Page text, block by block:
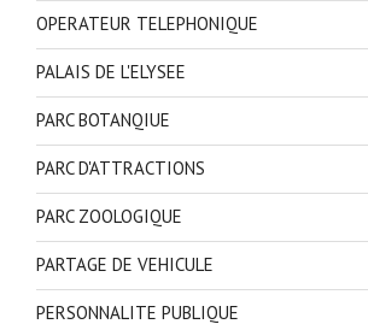
OPERATEUR TELEPHONIQUE
PALAIS DE L'ELYSEE
PARC BOTANQIUE
PARC D'ATTRACTIONS
PARC ZOOLOGIQUE
PARTAGE DE VEHICULE
PERSONNALITE PUBLIQUE